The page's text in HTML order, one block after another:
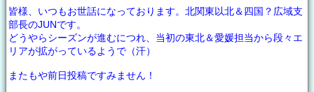
皆様、いつもお世話になっております。北関東以北＆四国？広域支
部長のJUNです。
どうやらシーズンが進むにつれ、当初の東北＆愛媛担当から段々エ
リアが拡がっているようで（汗）
またもや前日投稿ですみません！